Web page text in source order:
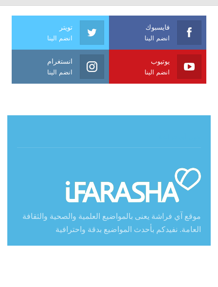
فايسبوك
انضم الينا
تويتر
انضم الينا
يوتيوب
انضم الينا
انستغرام
انضم الينا
موقع آي فراشة يعنى بالمواضيع العلمية والصحية والثقافة
العامة. نفيدكم بأحدث المواضيع بدقة واحترافية